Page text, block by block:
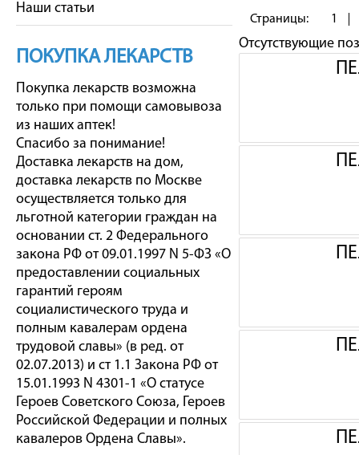
Наши статьи
ПОКУПКА ЛЕКАРСТВ
Покупка лекарств возможна
только при помощи самовывоза
из наших аптек!
Спасибо за понимание!
Доставка лекарств на дом,
доставка лекарств по Москве
осуществляется только для
льготной категории граждан на
основании ст. 2 Федерального
закона РФ от 09.01.1997 N 5-ФЗ «О
предоставлении социальных
гарантий героям
социалистического труда и
полным кавалерам ордена
трудовой славы» (в ред. от
02.07.2013) и ст 1.1 Закона РФ от
15.01.1993 N 4301-1 «О статусе
Героев Советского Союза, Героев
Российской Федерации и полных
кавалеров Ордена Славы».
Страницы: 1
Отсутствующие